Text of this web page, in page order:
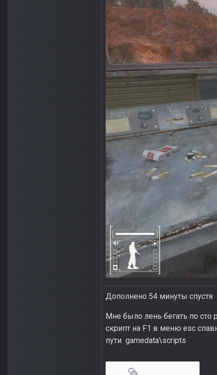
Дополнено 54 минуты спустя
Мне было лень бегать по сто
скрипт на F1 в меню esc
пути gamedata\scripts